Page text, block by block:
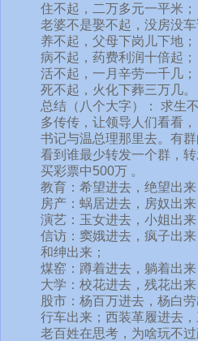
住不起，二万多元一平米；
老婆不是娶不起，没房没车
养不起，父母下岗儿下地；
病不起，药费利润十倍起；
活不起，一月辛劳一千几；
死不起，火化下葬三万几。
总结（八个大字）： 求生
多传传，让领导人们看看
书记与温总理那里去。有
看到谁最少转发一个群，
买彩票中500万 。
教育：希望进去，绝望出来
房产：蜗居进去，房奴出来
演艺：玉女进去，小姐出来
信访：窦娥进去，疯子出来
和绅出来；
煤窑：蹲着进去，躺着出来
大学：校花进去，残花出来
股市：杨百万进去，杨白
行车出来；西装革履进去，
老百姓在思考，为啥玩不